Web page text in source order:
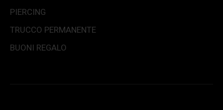
PIERCING
TRUCCO PERMANENTE
BUONI REGALO